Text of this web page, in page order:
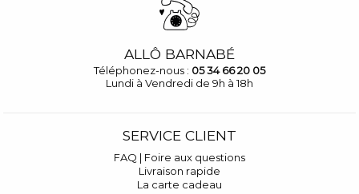
ALLÔ BARNABÉ
Téléphonez-nous : 05 34 66 20 05
Lundi à Vendredi de 9h à 18h
SERVICE CLIENT
FAQ | Foire aux questions
Livraison rapide
La carte cadeau